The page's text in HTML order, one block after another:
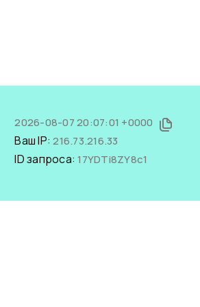
2026-08-07 20:07:01 +0000
Ваш IP:216.73.216.33
ID запроса:17YDTi8ZY8c1